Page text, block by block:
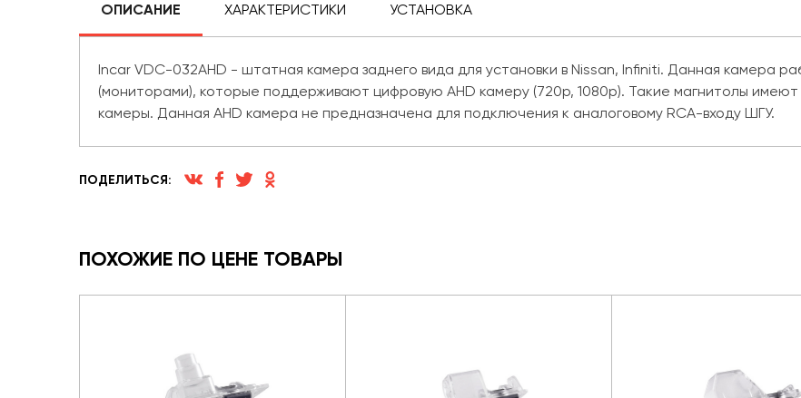
ОПИСАНИЕ ХАРАКТЕРИСТИКИ УСТАНОВКА
Incar VDC-032AHD - штатная камера заднего вида для установки в Nissan, Infiniti. Данная камера
(мониторами), которые поддерживают цифровую AHD камеру (720р, 1080p). Такие магнитолы
камеры. Данная AHD камера не предназначена для подключения к аналоговому RCA-входу ШГУ.
ПОДЕЛИТЬСЯ:
ПОХОЖИЕ ПО ЦЕНЕ ТОВАРЫ